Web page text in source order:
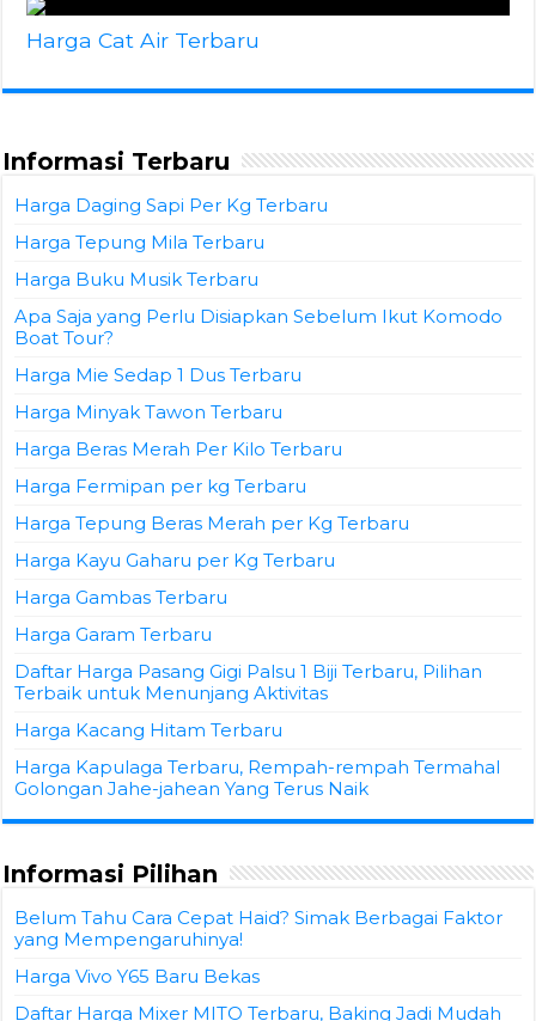
Harga Cat Air Terbaru
Informasi Terbaru
Harga Daging Sapi Per Kg Terbaru
Harga Tepung Mila Terbaru
Harga Buku Musik Terbaru
Apa Saja yang Perlu Disiapkan Sebelum Ikut Komodo
Boat Tour?
Harga Mie Sedap 1 Dus Terbaru
Harga Minyak Tawon Terbaru
Harga Beras Merah Per Kilo Terbaru
Harga Fermipan per kg Terbaru
Harga Tepung Beras Merah per Kg Terbaru
Harga Kayu Gaharu per Kg Terbaru
Harga Gambas Terbaru
Harga Garam Terbaru
Daftar Harga Pasang Gigi Palsu 1 Biji Terbaru, Pilihan
Terbaik untuk Menunjang Aktivitas
Harga Kacang Hitam Terbaru
Harga Kapulaga Terbaru, Rempah-rempah Termahal
Golongan Jahe-jahean Yang Terus Naik
Informasi Pilihan
Belum Tahu Cara Cepat Haid? Simak Berbagai Faktor
yang Mempengaruhinya!
Harga Vivo Y65 Baru Bekas
Daftar Harga Mixer MITO Terbaru, Baking Jadi Mudah